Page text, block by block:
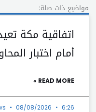
مواضيع ذات صلة:
اتفاقية مكة
أمام اختبار
READ MORE »
08/08/2026 6:26 م